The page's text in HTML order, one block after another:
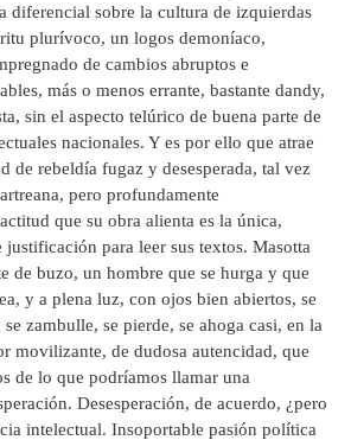
diferencial sobre la cultura de izquierdas
plurívoco, un logos demoníaco,
de cambios abruptos e
más o menos errante, bastante dandy,
sin el aspecto telúrico de buena parte de
nacionales. Y es por ello que atrae
de rebeldía fugaz y desesperada, tal vez
pero profundamente
que su obra alienta es la única,
justificación para leer sus textos. Masotta
de buzo, un hombre que se hurga y que
y a plena luz, con ojos bien abiertos, se
se zambulle, se pierde, se ahoga casi, en la
movilizante, de dudosa autencidad, que
de lo que podríamos llamar una
Desesperación, de acuerdo, ¿pero
intelectual. Insoportable pasión política